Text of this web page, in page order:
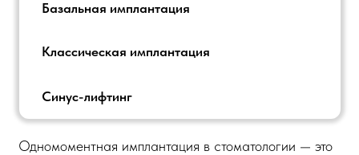
Базальная имплантация
Классическая имплантация
Синус-лифтинг
Одномоментная имплантация в стоматологии — это